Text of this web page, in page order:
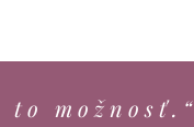
možnosť.“